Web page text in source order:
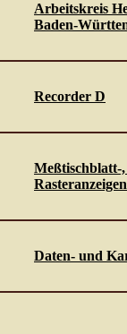
Arbeitskreis
Baden-
Recorder D
Meßtischblatt-
Rasteranzeigen
Daten- und